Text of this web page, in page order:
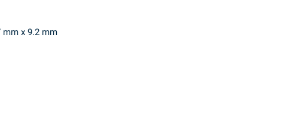
mm x 9.2 mm